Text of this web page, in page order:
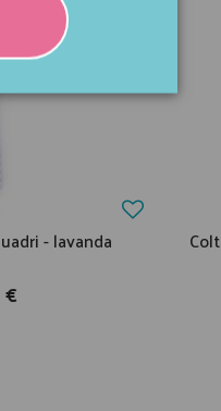
- lavanda
€